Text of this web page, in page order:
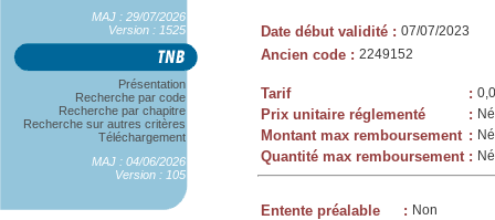
MAJ : 29/07/2026
Version : 1525
Présentation
Recherche par code
Recherche par chapitre
Recherche sur autres critères
Téléchargement
MAJ : 04/06/2026
Version : 105
Date début validité : 07/07/2023
Ancien code : 2249152
Tarif :
Prix unitaire réglementé :
Montant max remboursement :
Quantité max remboursement :
Entente préalable : Non